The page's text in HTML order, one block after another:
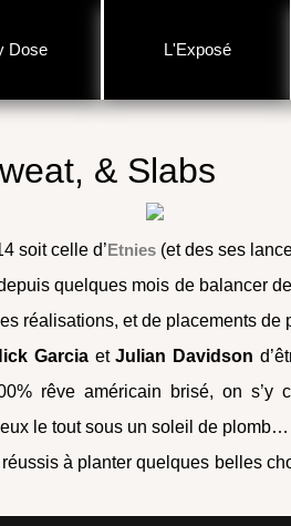
Dose L'Exposé
& Slabs
soit celle d’Etnies (et des ses
quelques mois de balancer
réalisations, et de placements de
Garcia etJulian Davidson
rêve américain brisé, on s’y
le tout sous un soleil de plomb…
à planter quelques belles